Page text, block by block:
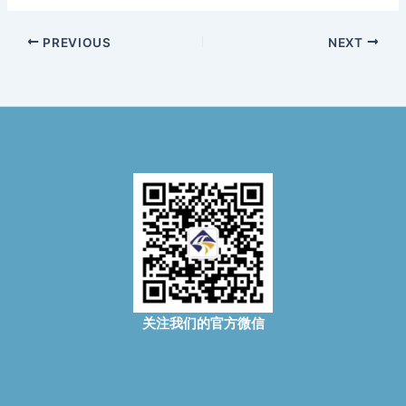
PREVIOUS NEXT
关注我们的官方微信